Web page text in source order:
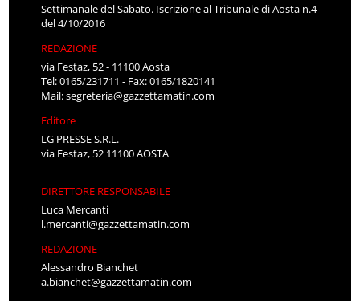
Settimanale del Sabato. Iscrizione al Tribunale di Aosta n.4
del 4/10/2016
REDAZIONE
via Festaz, 52 - 11100 Aosta
Tel: 0165/231711 - Fax: 0165/1820141
Mail:segreteria@gazzettamatin.com
Editore
LG PRESSE S.R.L.
via Festaz, 52 11100 AOSTA
DIRETTORE RESPONSABILE
Luca Mercanti
l.mercanti@gazzettamatin.com
REDAZIONE
Alessandro Bianchet
a.bianchet@gazzettamatin.com